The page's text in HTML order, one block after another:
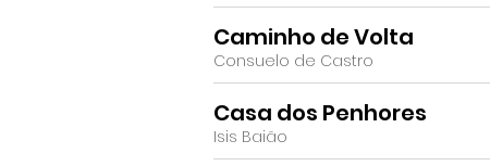
Caminho de Volta
Consuelo de Castro
Casa dos Penhores
Isis Baião